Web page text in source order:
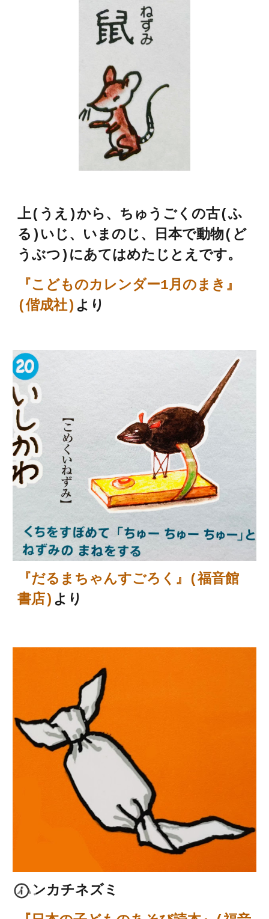
上(うえ)から、 ちゅうごくの古(ふ
る)いじ、いまのじ、日本で動物(ど
うぶつ)にあてはめたじとえです。
『こどものカレンダー1月のまき』
(偕成社) より
『だるまちゃんすごろく』(福音館
書店) より
ハンカチネズミ